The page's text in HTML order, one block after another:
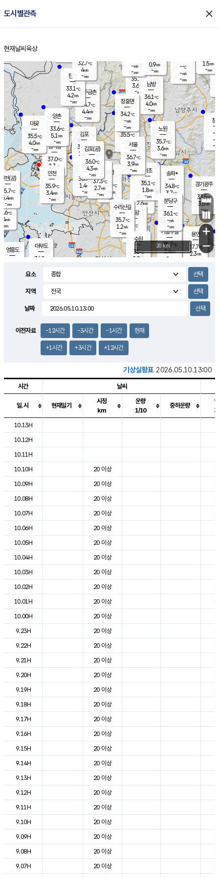
도시별관측 close
홈
현재날씨 육상
의도
℃
m/s
mm
영흥도
양주
35.1℃
3.6
-mm
과천
35.4℃
2.6m/s
- mm
용인
37.7℃
2.3m/s
경기광주
33.5℃
3.5m/s
-mm
2.8m/s
대부도
36.9
경서동
37.0℃
2.7 m/s
-mm
파주금촌
34.7℃
4.4m/s
-mm
-℃
-m/s
-mm
대곶
35.5℃
4.0m/s
-mm
창
-
-m/
-
탄현
33.1℃
4.2m/s
-mm
1.5m/s
-mm
의왕
- ℃
m/s
mm
김포
34.9℃
1.6 m/s
mm
광명
36.5 ℃
2.9 m/s
-mm
부천
36.9℃
1.4m/s
-mm
양촌
33.6℃
5.1 m/s
-mm
구로
37.3℃
2.7m/s
-mm
은평
35.5℃
2.8 m/s
- mm
노원
35.7℃
3.6m/s
-mm
송파*
34.8℃
3.7m/s
-mm
서초
35.1℃
1.8m/s
-mm
남방
36.1℃
4.0m/s
-mm
기흥구갈
35.7℃
2.4m/s
-
수리산길
35.7℃
1.2m/s
-mm
분당구
36.1℃
-m/s
-mm
장흥면
34.2℃
-m/s
-mm
-m/s
-mm
인천(공)
35.7℃
5.4m/s
-mm
김포(공)
36.0℃
4.3m/s
-mm
수원
35℃
2.9m/s
인천
35.9℃
3.4m/s
-mm
서울
36.7℃
3.9m/s
-mm
32.7℃
4m/s
-mm
0.9m/s
-mm
+
−
20 km
요소
지역
날짜
이전자료 -12시간 -3시간 -1시간 현재
+1시간 +3시간 +12시간
기상실황표 2026.05.10.13:00
도시별 기상실황표로 지점, 날씨, 기온, 강수, 바람, 기압등을 안내한 표입
시간 날씨
일.시 현재일기
시정
km
운량
1/10
중하운량
10.13H
10.12H
10.11H
10.10H
20 이상
10.09H
20 이상
10.08H
20 이상
10.07H
20 이상
10.06H
20 이상
10.05H
20 이상
10.04H
20 이상
10.03H
20 이상
10.02H
20 이상
10.01H
20 이상
10.00H
20 이상
9.23H
20 이상
9.22H
20 이상
9.21H
20 이상
9.20H
20 이상
9.19H
20 이상
9.18H
20 이상
9.17H
20 이상
9.16H
20 이상
9.15H
20 이상
9.14H
20 이상
9.13H
20 이상
9.12H
20 이상
9.11H
20 이상
9.10H
20 이상
9.09H
20 이상
9.08H
20 이상
9.07H
20 이상